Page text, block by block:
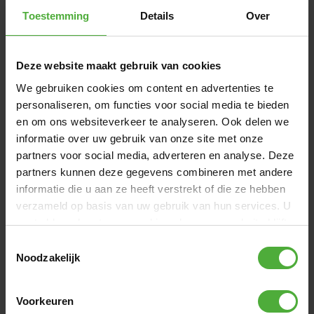
Toestemming Details Over
Deze website maakt gebruik van cookies
We gebruiken cookies om content en advertenties te
personaliseren, om functies voor social media te bieden
en om ons websiteverkeer te analyseren. Ook delen we
informatie over uw gebruik van onze site met onze
partners voor social media, adverteren en analyse. Deze
partners kunnen deze gegevens combineren met andere
informatie die u aan ze heeft verstrekt of die ze hebben
verzameld op basis van uw gebruik van hun services. U
gaat akkoord met onze cookies als u onze website blijft
Noodzakelijk
Voorkeuren
DIMENSIONER OG DETALJER
Vis alle dimensioner og detaljer
KØBES OFTE SAMMEN MED